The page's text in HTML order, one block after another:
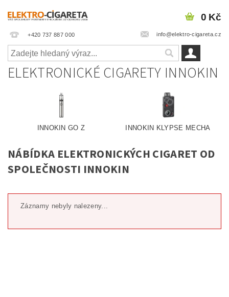
+420 737 887 000 info@elektro-cigareta.cz
0 Kč
ELEKTRONICKÉ CIGARETY INNOKIN
INNOKIN GO Z INNOKIN KLYPSE MECHA
NÁBÍDKA ELEKTRONICKÝCH CIGARET OD
SPOLEČNOSTI INNOKIN
Záznamy nebyly nalezeny...